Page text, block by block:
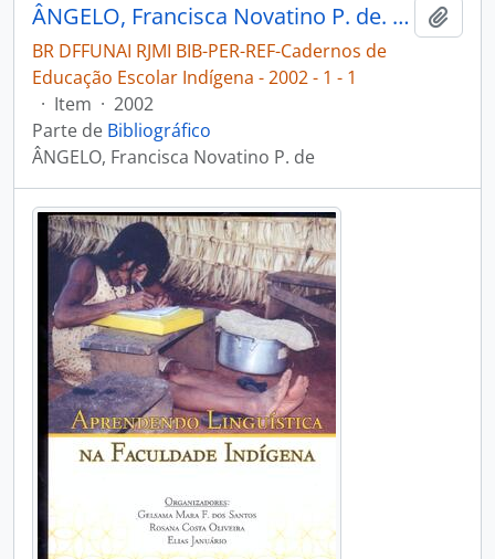
ÂNGELO, Francisca Novatino P. de. A educação e a diversidade cultural [Cadernos de Educação Escolar Indígena]
BR DFFUNAI RJMI BIB-PER-REF-Cadernos de
Educação Escolar Indígena - 2002 - 1 - 1
· Item · 2002
Parte de Bibliográfico
ÂNGELO, Francisca Novatino P. de